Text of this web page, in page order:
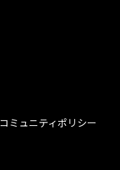
コミュニティポリシー